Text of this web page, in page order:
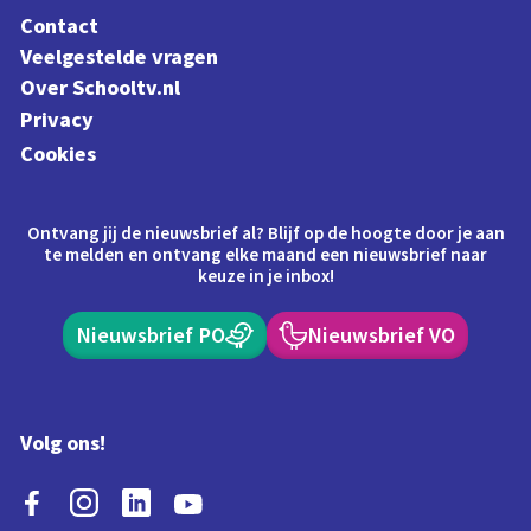
Contact
Veelgestelde vragen
Over Schooltv.nl
Privacy
Cookies
Ontvang jij de nieuwsbrief al? Blijf op de hoogte door je aan
te melden en ontvang elke maand een nieuwsbrief naar
keuze in je inbox!
Nieuwsbrief PO Nieuwsbrief VO
Volg ons!